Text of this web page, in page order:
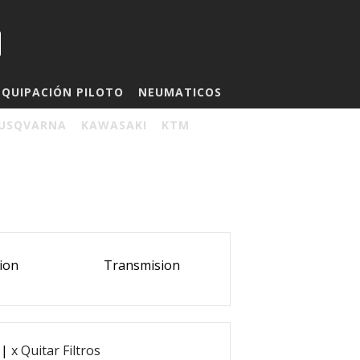
PILOTO NEUMATICOS
KAWASAKI KTM
Transmision
x Quitar Filtros